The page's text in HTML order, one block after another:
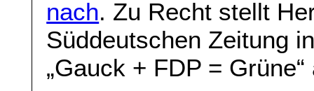
nach. Zu Recht stellt
Süddeutschen Zeitung
„Gauck + FDP =